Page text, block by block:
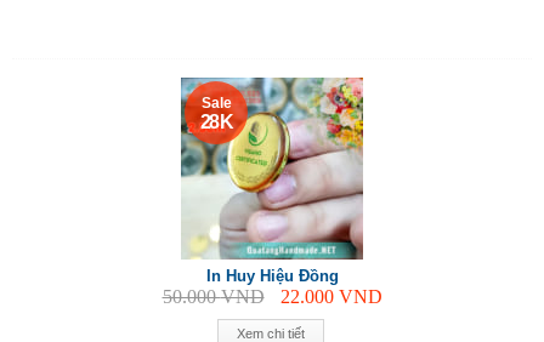
Xem chi tiết
Sale
28 K
In Huy Hiệu Đồng
50.000VND 22.000 VND